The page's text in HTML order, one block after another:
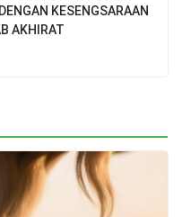
KESENGSARAAN
AKHIRAT